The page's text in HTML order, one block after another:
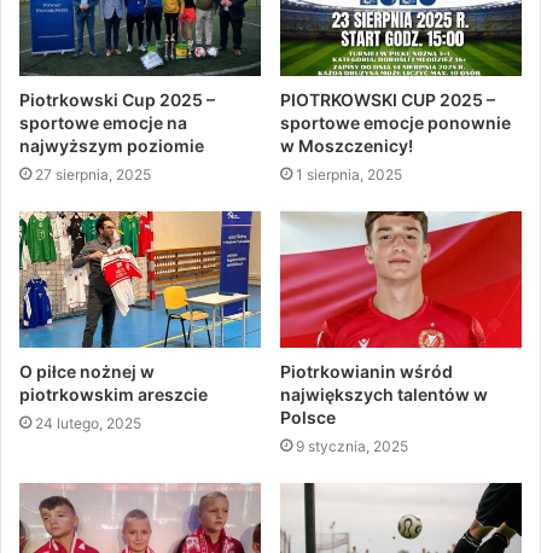
Piotrkowski Cup 2025 –
sportowe emocje na
najwyższym poziomie
27 sierpnia, 2025
PIOTRKOWSKI CUP 2025 –
sportowe emocje ponownie
w Moszczenicy!
1 sierpnia, 2025
O piłce nożnej w
piotrkowskim areszcie
24 lutego, 2025
Piotrkowianin wśród
największych talentów w
Polsce
9 stycznia, 2025